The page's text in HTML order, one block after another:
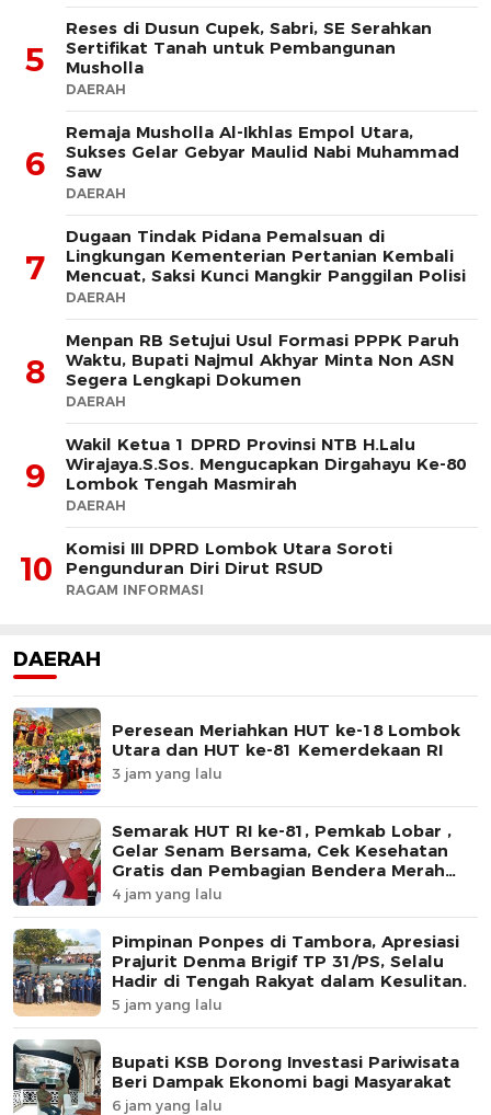
5
Reses di Dusun Cupek, Sabri, SE Serahkan
Sertifikat Tanah untuk Pembangunan
Musholla
DAERAH
6
Remaja Musholla Al-Ikhlas Empol Utara,
Sukses Gelar Gebyar Maulid Nabi Muhammad
Saw
DAERAH
7
Dugaan Tindak Pidana Pemalsuan di
Lingkungan Kementerian Pertanian Kembali
Mencuat, Saksi Kunci Mangkir Panggilan Polisi
DAERAH
8
Menpan RB Setujui Usul Formasi PPPK Paruh
Waktu, Bupati Najmul Akhyar Minta Non ASN
Segera Lengkapi Dokumen
DAERAH
9
Wakil Ketua 1 DPRD Provinsi NTB H.Lalu
Wirajaya.S.Sos. Mengucapkan Dirgahayu Ke-80
Lombok Tengah Masmirah
DAERAH
10
Komisi III DPRD Lombok Utara Soroti
Pengunduran Diri Dirut RSUD
RAGAM INFORMASI
DAERAH
Peresean Meriahkan HUT ke-18 Lombok
Utara dan HUT ke-81 Kemerdekaan RI
3 jam yang lalu
Semarak HUT RI ke-81, Pemkab Lobar ,
Gelar Senam Bersama, Cek Kesehatan
Gratis dan Pembagian Bendera Merah
Putih
4 jam yang lalu
Pimpinan Ponpes di Tambora, Apresiasi
Prajurit Denma Brigif TP 31/PS, Selalu
Hadir di Tengah Rakyat dalam Kesulitan.
5 jam yang lalu
Bupati KSB Dorong Investasi Pariwisata
Beri Dampak Ekonomi bagi Masyarakat
6 jam yang lalu